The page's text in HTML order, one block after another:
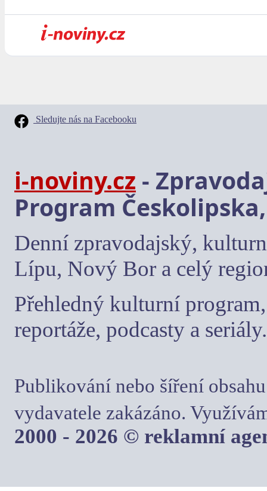
Sledujte nás na Facebooku
i-noviny.cz -
Program
Denní zpravodajský,
Lípu, Nový Bor a celý
Přehledný kulturní
reportáže, podcasty a seriály.
Publikování nebo šíření
vydavatele zakázáno.
2000 - 2026 © reklamní